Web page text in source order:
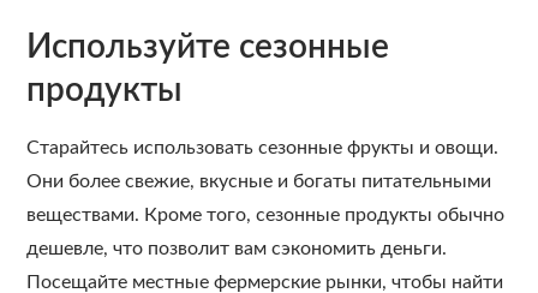
Используйте сезонные
продукты
Старайтесь использовать сезонные фрукты и овощи.
Они более свежие, вкусные и богаты питательными
веществами. Кроме того, сезонные продукты обычно
дешевле, что позволит вам сэкономить деньги.
Посещайте местные фермерские рынки, чтобы найти